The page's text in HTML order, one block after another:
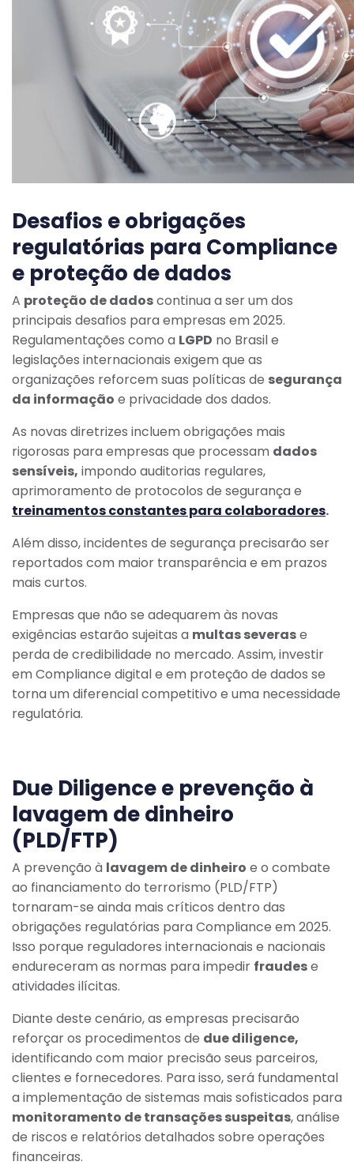
Desafios e obrigações
regulatórias para Compliance
e proteção de dados
A proteção de dadoscontinua a ser um dos
principais desafios para empresas em 2025.
Regulamentações como a LGPD no Brasil e
legislações internacionais exigem que as
organizações reforcem suas políticas de segurança
da informação e privacidade dos dados.
As novas diretrizes incluem obrigações mais
rigorosas para empresas que processam dados
sensíveis, impondo auditorias regulares,
aprimoramento de protocolos de segurança e
treinamentos constantes para colaboradores.
Além disso, incidentes de segurança precisarão ser
reportados com maior transparência e em prazos
mais curtos.
Empresas que não se adequarem às novas
exigências estarão sujeitas a multas severase
perda de credibilidade no mercado. Assim, investir
em Compliance digital e em proteção de dados se
torna um diferencial competitivo e uma necessidade
regulatória.
Due Diligence e prevenção à
lavagem de dinheiro
(PLD/FTP)
A prevenção à lavagem de dinheiro e o combate
ao financiamento do terrorismo (PLD/FTP)
tornaram-se ainda mais críticos dentro das
obrigações regulatórias para Compliance em 2025.
Isso porque reguladores internacionais e nacionais
endureceram as normas para impedir fraudese
atividades ilícitas.
Diante deste cenário, as empresas precisarão
reforçar os procedimentos de due diligence,
identificando com maior precisão seus parceiros,
clientes e fornecedores. Para isso, será fundamental
a implementação de sistemas mais sofisticados para
monitoramento de transações suspeitas, análise
de riscos e relatórios detalhados sobre operações
financeiras.